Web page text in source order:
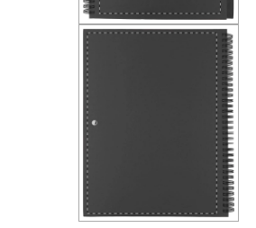
TERMOSI
TEHNOLOGIJA
KANCELARIJA
KUĆNI SETOVI
OLOVKE